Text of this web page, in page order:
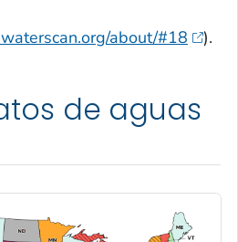
about/#18 ).
de aguas